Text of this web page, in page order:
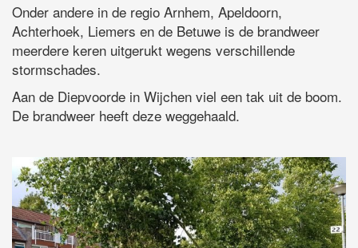
Onder andere in de regio Arnhem, Apeldoorn,
Achterhoek, Liemers en de Betuwe is de brandweer
meerdere keren uitgerukt wegens verschillende
stormschades.
Aan de Diepvoorde in Wijchen viel een tak uit de boom.
De brandweer heeft deze weggehaald.